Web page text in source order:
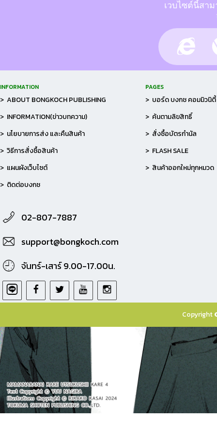
เวบไซต์นี้สา
INFORMATION
> ABOUT BONGKOCH PUBLISHING
> INFORMATION(ข่าวบทความ)
> นโยบายการส่ง และคืนสินค้า
> วิธีการสั่งซื้อสินค้า
> แผนผังเว็บไซต์
> ติดต่อบงกช
PAGES
> บอร์ด บงกช คอมมิวนิตี้
> ค้นตามลิขสิทธิ์
> สั่งซื้อบัตรกำนัล
> FLASH SALE
> สินค้าออกใหม่ทุกหมวด
02-807-7887
support@bongkoch.com
จันทร์-เสาร์ 9.00-17.00น.
Copyright